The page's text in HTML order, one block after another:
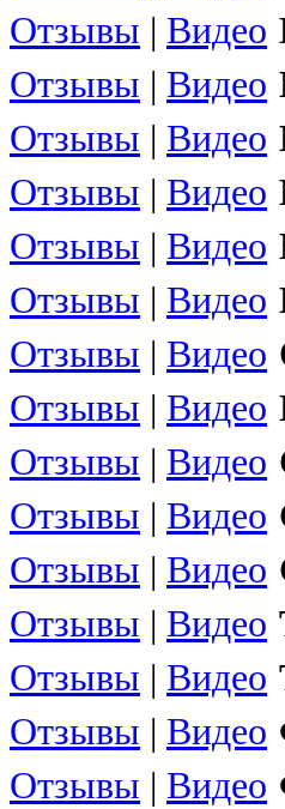
Отзывы | Видео
Отзывы | Видео
Отзывы | Видео
Отзывы | Видео
Отзывы | Видео
Отзывы | Видео
Отзывы | Видео
Отзывы | Видео
Отзывы | Видео
Отзывы | Видео
Отзывы | Видео
Отзывы | Видео
Отзывы | Видео
Отзывы | Видео
Отзывы | Видео